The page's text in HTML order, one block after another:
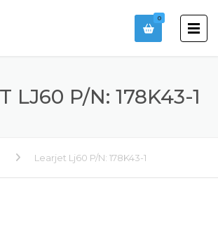
0
LJ60 P/N: 178K43-1
Learjet Lj60 P/N: 178K43-1